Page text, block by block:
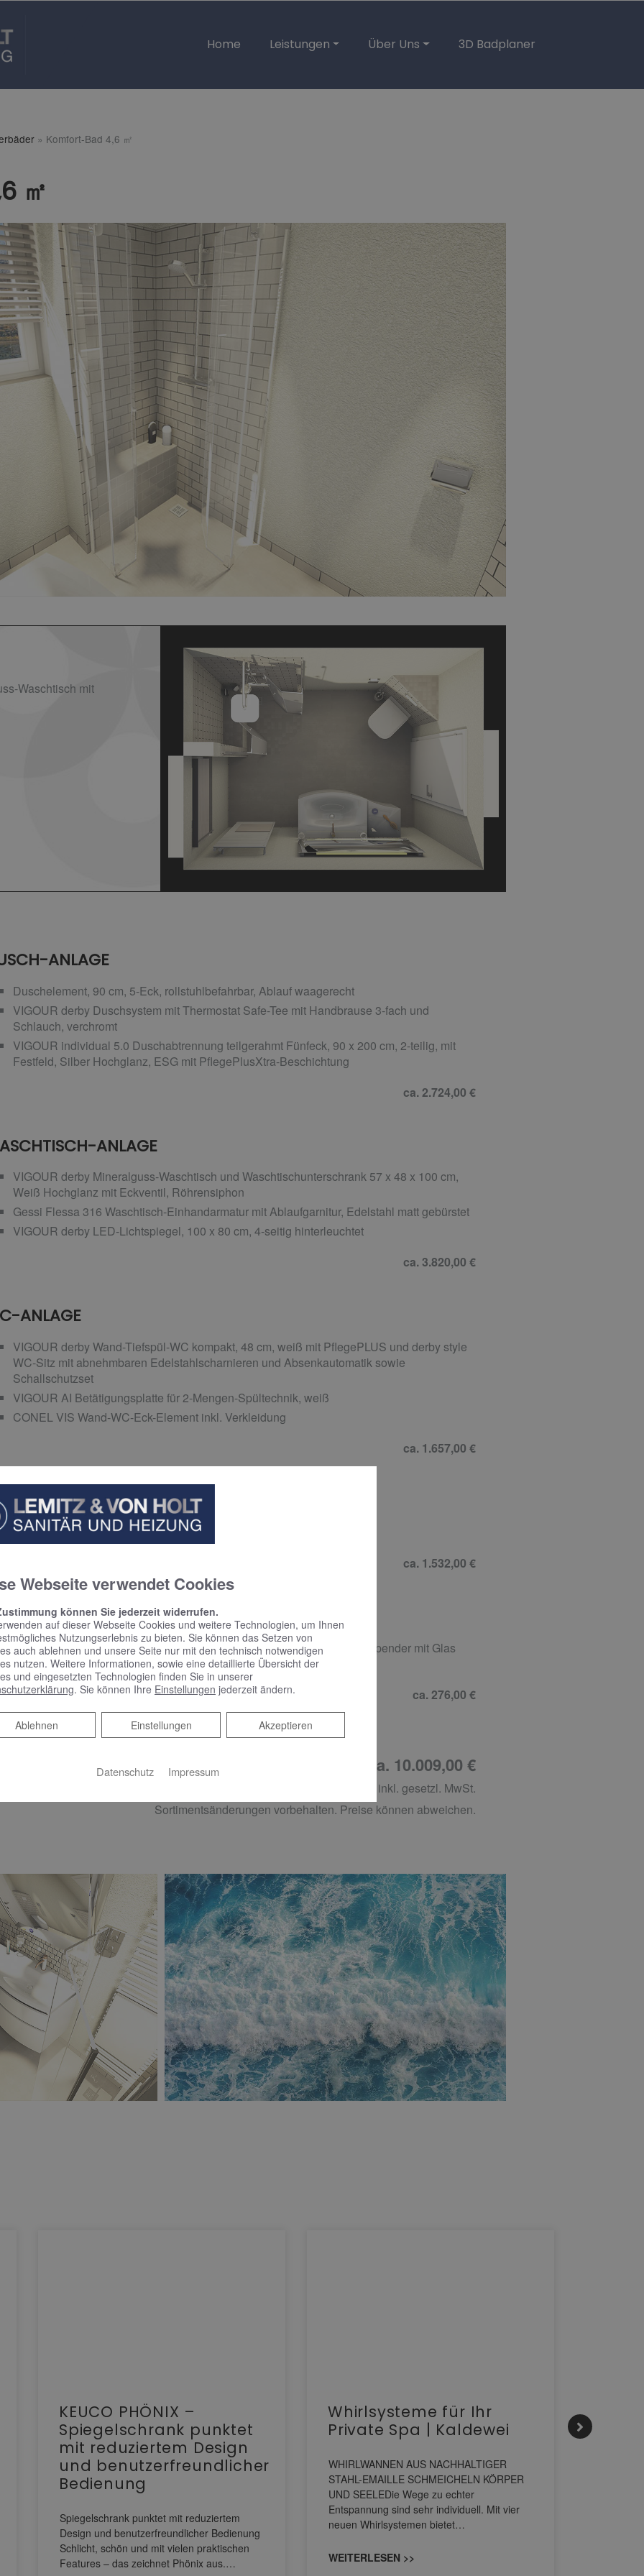
Home Leistungen Über Uns 3D Badplaner
» Komfort-Bad 4,6 ㎡
㎡
Waschtisch mit
ANLAGE
Duschelement, 90 cm, 5-Eck, rollstuhlbefahrbar, Ablauf waagerecht
VIGOUR derby Duschsystem mit Thermostat Safe-Tee mit Handbrause 3-fach und
Schlauch, verchromt
VIGOUR individual 5.0 Duschabtrennung teilgerahmt Fünfeck, 90 x 200 cm, 2-teilig, mit
Festfeld, Silber Hochglanz, ESG mit PflegePlusXtra-Beschichtung
ca. 2.724,00 €
ANLAGE
VIGOUR derby Mineralguss-Waschtisch und Waschtischunterschrank 57 x 48 x 100 cm,
Weiß Hochglanz mit Eckventil, Röhrensiphon
Gessi Flessa 316 Waschtisch-Einhandarmatur mit Ablaufgarnitur, Edelstahl matt gebürstet
VIGOUR derby LED-Lichtspiegel, 100 x 80 cm, 4-seitig hinterleuchtet
ca. 3.820,00 €
ANLAGE
VIGOUR derby Wand-Tiefspül-WC kompakt, 48 cm, weiß mit PflegePLUS und derby style
WC-Sitz mit abnehmbaren Edelstahlscharnieren und Absenkautomatik sowie
Schallschutzset
VIGOUR AI Betätigungsplatte für 2-Mengen-Spültechnik, weiß
CONEL VIS Wand-WC-Eck-Element inkl. Verkleidung
ca. 1.657,00 €
COSMO Wien Design-Badheizkörper 175,4 x 50 cm, RAL 9016
ca. 1.532,00 €
VIGOUR derby Papierhalter mit Deckel, Bürstengarnitur, Flüssigseifenspender mit Glas
und Glashalter mit Glas, verchromt
ca. 276,00 €
Badeinrichtung: ca. 10.009,00 €
inkl. gesetzl. MwSt.
Sortimentsänderungen vorbehalten. Preise können abweichen.
KEUCO PHÖNIX –
Spiegelschrank punktet
mit reduziertem Design
und benutzerfreundlicher
Bedienung
Spiegelschrank punktet mit reduziertem
Design und benutzerfreundlicher Bedienung
Schlicht, schön und mit vielen praktischen
Features – das zeichnet Phönix aus.…
Whirlsysteme für Ihr
Private Spa | Kaldewei
WHIRLWANNEN AUS NACHHALTIGER
STAHL-EMAILLE SCHMEICHELN KÖRPER
UND SEELEDie Wege zu echter
Entspannung sind sehr individuell. Mit vier
neuen Whirlsystemen bietet…
WEITERLESEN >>
Webseite verwendet Cookies
können Sie jederzeit widerrufen.
auf dieser Webseite Cookies und weitere Technologien, um Ihnen
Nutzungserlebnis zu bieten. Sie können das Setzen von
auch ablehnen und unsere Seite nur mit den technisch notwendigen
nutzen. Weitere Informationen, sowie eine detaillierte Übersicht der
und eingesetzten Technologien finden Sie in unserer
. Sie können Ihre Einstellungen jederzeit ändern.
Akzeptieren
Einstellungen
Ablehnen
Ablehnen
Datenschutz Impressum